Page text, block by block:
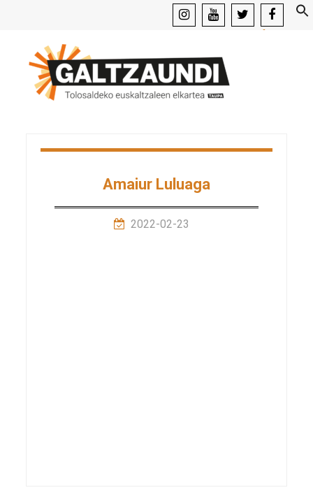
facebook
Amaiur Luluaga
2022-02-23